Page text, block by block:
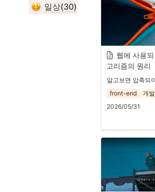
일상(30)
웹에 사용
고리즘의 원리
알고보면 압축되
front-end
개
2026/05/31